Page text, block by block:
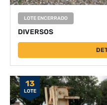
LOTE ENCERRADO
DIVERSOS
13
LOTE